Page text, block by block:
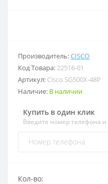
Производитель:CISCO
Код Товара:22516-01
Артикул: Cisco SG500X-48P
Наличие: В наличии
Купить в один клик
Введите номер телефона
Кол-во: